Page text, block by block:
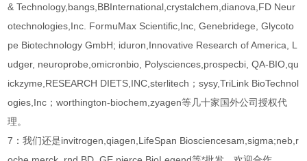
& Technology,bangs,BBInternational,crystalchem,dianova,FD Neur
otechnologies,Inc. FormuMax Scientific,Inc, Genebridege, Glycoto
pe Biotechnology GmbH; iduron,Innovative Research of America, L
udger, neuroprobe,omicronbio, Polysciences,prospecbi, QA-BIO,qu
ickzyme,RESEARCH DIETS,INC,sterlitech；sysy,TriLink BioTechnol
ogies,Inc；worthington-biochem,zyagen等几十家国外公司授权代
理。
7：我们还是invitrogen,qiagen,LifeSpan Biosciencesam,sigma;neb,r